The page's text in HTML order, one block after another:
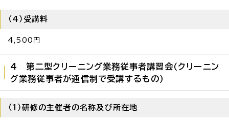
（4）受講料
4,500円
4 第二型クリーニング業務従事者講習会（クリーニン
グ業務従事者が通信制で受講するもの）
（1）研修の主催者の名称及び所在地